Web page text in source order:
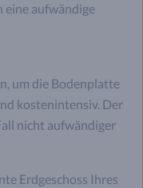
eine aufwändige
um die Bodenplatte
kostenintensiv. Der
nicht aufwändiger
Erdgeschoss Ihres